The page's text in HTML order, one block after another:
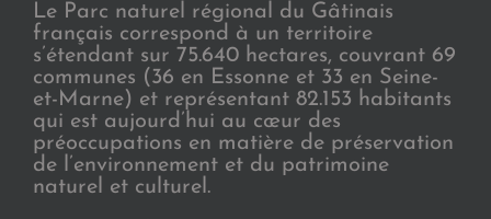
Le Parc naturel régional du Gâtinais
français correspond à un territoire
s’étendant sur 75.640 hectares, couvrant 69
communes (36 en Essonne et 33 en Seine-
et-Marne) et représentant 82.153 habitants
qui est aujourd’hui au cœur des
préoccupations en matière de préservation
de l’environnement et du patrimoine
naturel et culturel.